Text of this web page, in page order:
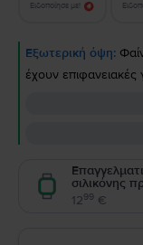
Ειδοποίησε με!
Εξωτερική όψη:
έχουν επιφανειακές
σιλικόνης
1299 €